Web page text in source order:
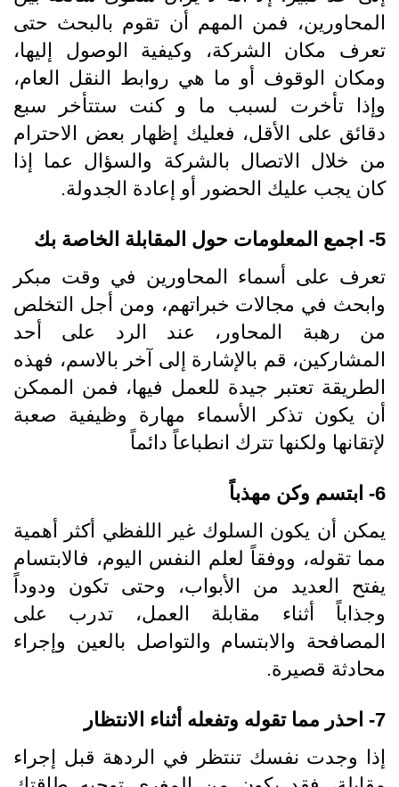
المحاورين، فمن المهم أن تقوم بالبحث حتى
تعرف مكان الشركة، وكيفية الوصول إليها،
ومكان الوقوف أو ما هي روابط النقل العام،
وإذا تأخرت لسبب ما و كنت ستتأخر سبع
دقائق على الأقل، فعليك إظهار بعض الاحترام
من خلال الاتصال بالشركة والسؤال عما إذا
كان يجب عليك الحضور أو إعادة الجدولة.
5- اجمع المعلومات حول المقابلة الخاصة بك
تعرف على أسماء المحاورين في وقت مبكر
وابحث في مجالات خبراتهم، ومن أجل التخلص
من رهبة المحاور، عند الرد على أحد
المشاركين، قم بالإشارة إلى آخر بالاسم، فهذه
الطريقة تعتبر جيدة للعمل فيها، فمن الممكن
أن يكون تذكر الأسماء مهارة وظيفية صعبة
لإتقانها ولكنها تترك انطباعاً دائماً
6- ابتسم وكن مهذباً
يمكن أن يكون السلوك غير اللفظي أكثر أهمية
مما تقوله، ووفقاً لعلم النفس اليوم، فالابتسام
يفتح العديد من الأبواب، وحتى تكون ودوداً
وجذاباً أثناء مقابلة العمل، تدرب على
المصافحة والابتسام والتواصل بالعين وإجراء
محادثة قصيرة.
7- احذر مما تقوله وتفعله أثناء الانتظار
إذا وجدت نفسك تنتظر في الردهة قبل إجراء